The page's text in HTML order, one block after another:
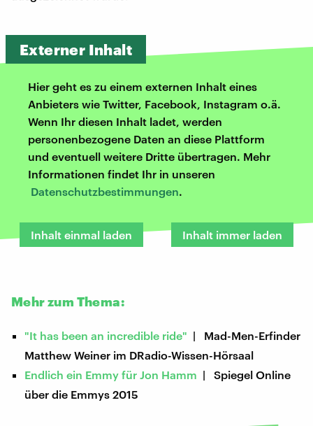
Externer Inhalt
Hier geht es zu einem externen Inhalt eines
Anbieters wie Twitter, Facebook, Instagram o.ä.
Wenn Ihr diesen Inhalt ladet, werden
personenbezogene Daten an diese Plattform
und eventuell weitere Dritte übertragen. Mehr
Informationen findet Ihr in unseren
Datenschutzbestimmungen.
Inhalt einmal laden Inhalt immer laden
Mehr zum Thema:
"It has been an incredible ride" | Mad-Men-Erfinder
Matthew Weiner im DRadio-Wissen-Hörsaal
Endlich ein Emmy für Jon Hamm | Spiegel Online
über die Emmys 2015